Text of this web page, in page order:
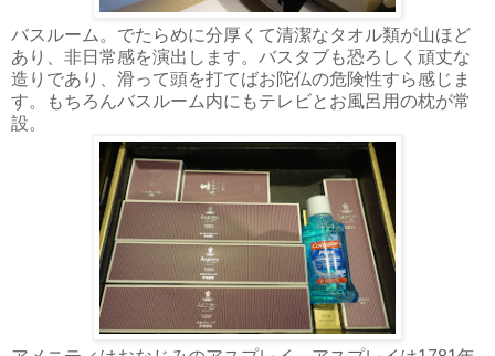
バスルーム。でたらめに分厚くて清潔なタオル類が山ほど
あり、非日常感を演出します。バスタブも恐ろしく頑丈な
造りであり、滑って頭を打てばお陀仏の危険性すら感じま
す。もちろんバスルーム内にもテレビとお風呂用の枕が常
設。